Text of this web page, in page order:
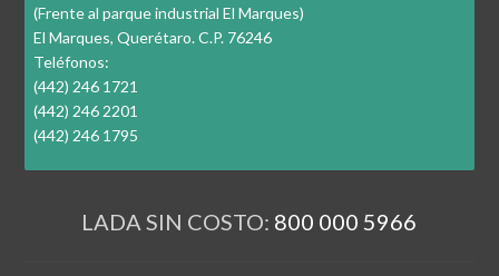
(Frente al parque industrial El Marques)
El Marques, Querétaro. C.P. 76246
Teléfonos:
(442) 246 1721
(442) 246 2201
(442) 246 1795
LADA SIN COSTO: 800 000 5966